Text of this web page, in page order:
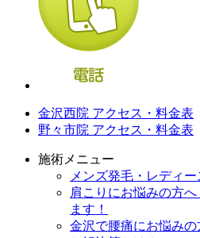
金沢西院 アクセス・料金表
野々市院 アクセス・料金表
施術メニュー
メンズ発毛・レディ
肩こりにお悩みの方
ます！
金沢で腰痛にお悩み